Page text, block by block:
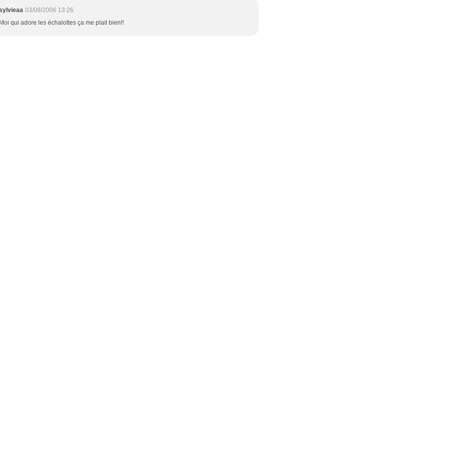
03/08/2006 13:26
qui adore les échalottes ça me plait bien!!